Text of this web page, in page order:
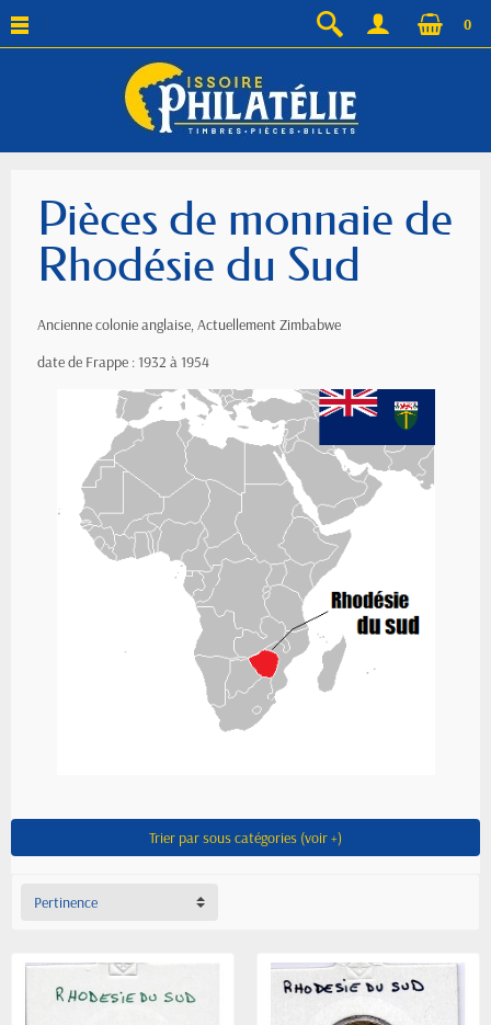
0
Pièces de monnaie de
Rhodésie du Sud
Ancienne colonie anglaise, Actuellement Zimbabwe
date de Frappe : 1932 à 1954
Trier par sous catégories (voir +)
Pertinence